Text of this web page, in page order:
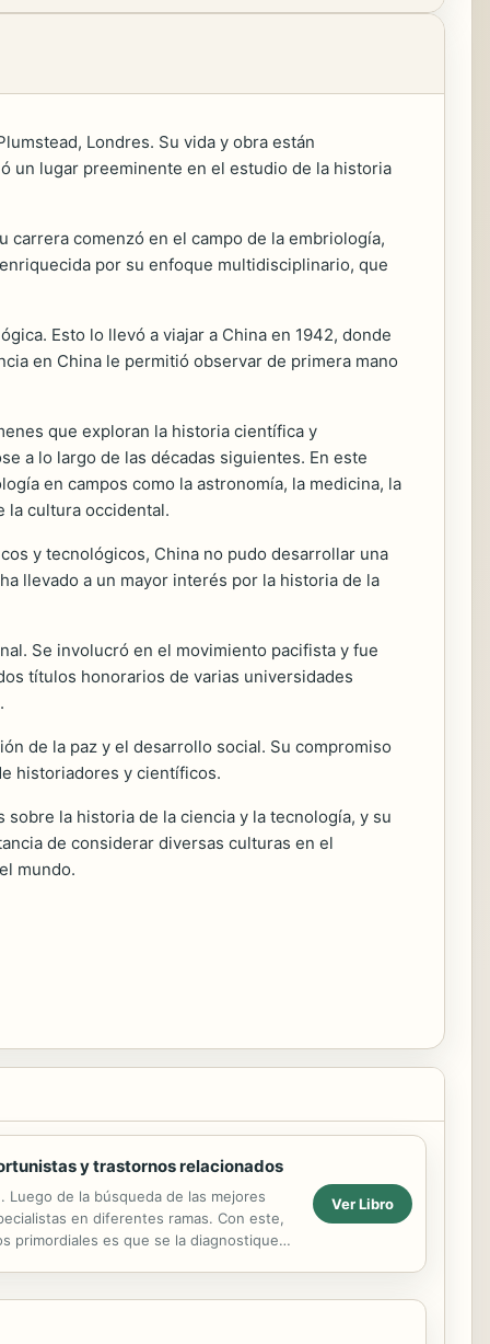
Londres. Su vida y obra están
un lugar preeminente en el estudio de la historia
carrera comenzó en el campo de la embriología,
por su enfoque multidisciplinario, que
Esto lo llevó a viajar a China en 1942, donde
en China le permitió observar de primera mano
que exploran la historia científica y
a lo largo de las décadas siguientes. En este
en campos como la astronomía, la medicina, la
la cultura occidental.
y tecnológicos, China no pudo desarrollar una
llevado a un mayor interés por la historia de la
Se involucró en el movimiento pacifista y fue
títulos honorarios de varias universidades
de la paz y el desarrollo social. Su compromiso
historiadores y científicos.
la historia de la ciencia y la tecnología, y su
de considerar diversas culturas en el
mundo.
y trastornos relacionados
Luego de la búsqueda de las mejores
en diferentes ramas. Con este,
primordiales es que se la diagnostique
Ver Libro